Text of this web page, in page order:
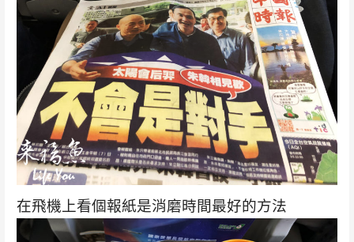
在飛機上看個報紙是消磨時間最好的方法